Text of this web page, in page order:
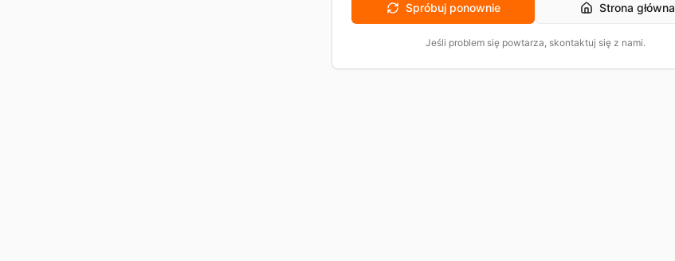
Spróbuj ponownie Strona główna
Jeśli problem się powtarza, skontaktuj się z nami.